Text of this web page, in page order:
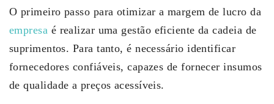
O primeiro passo para otimizar a margem de lucro da
empresa é realizar uma gestão eficiente da cadeia de
suprimentos. Para tanto, é necessário identificar
fornecedores confiáveis, capazes de fornecer insumos
de qualidade a preços acessíveis.